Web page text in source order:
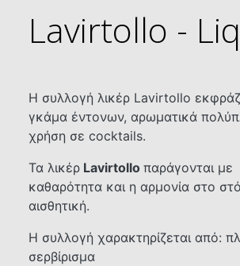
Lavirtollo -
Η συλλογή λικέρ Lavirtollo
γκάμα έντονων, αρωματικά
χρήση σε cocktails.
Τα λικέρ Lavirtollo παράγονται με
καθαρότητα και η αρμονία στο
αισθητική.
Η συλλογή χαρακτηρίζεται από:
σερβίρισμα